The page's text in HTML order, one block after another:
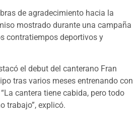
de agradecimiento hacia la
mostrado durante una campaña
contratiempos deportivos y
el debut del canterano Fran
tras varios meses entrenando con
cantera tiene cabida, pero todo
trabajo”, explicó.